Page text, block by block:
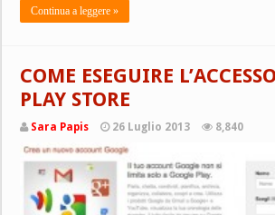
Continua a leggere »
COME ESEGUIRE
PLAY STORE
Sara Papis 26 Luglio 2013 8,840